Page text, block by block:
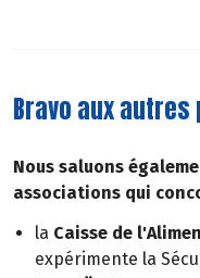
Bravo aux
Nous saluons
associations qui
la Caisse de
expérimente la